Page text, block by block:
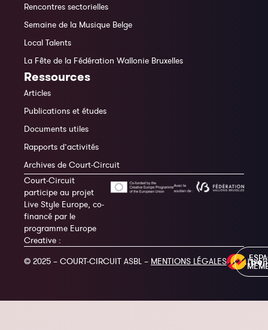
Rencontres sectorielles
Semaine de la Musique Belge
Local Talents
La Fête de la Fédération Wallonie Bruxelles
Ressources
Articles
Publications et études
Documents utiles
Rapports d’activités
Archives de Court-Circuit
Court-Circuit
participe au projet
Live Style Europe, co-
financé par le
programme Europe
Creative :
© 2025 – COURT-CIRCUIT ASBL – MENTIONS LÉGALES